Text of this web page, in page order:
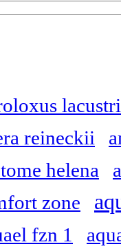
reineckii
helena
zone
fzn 1